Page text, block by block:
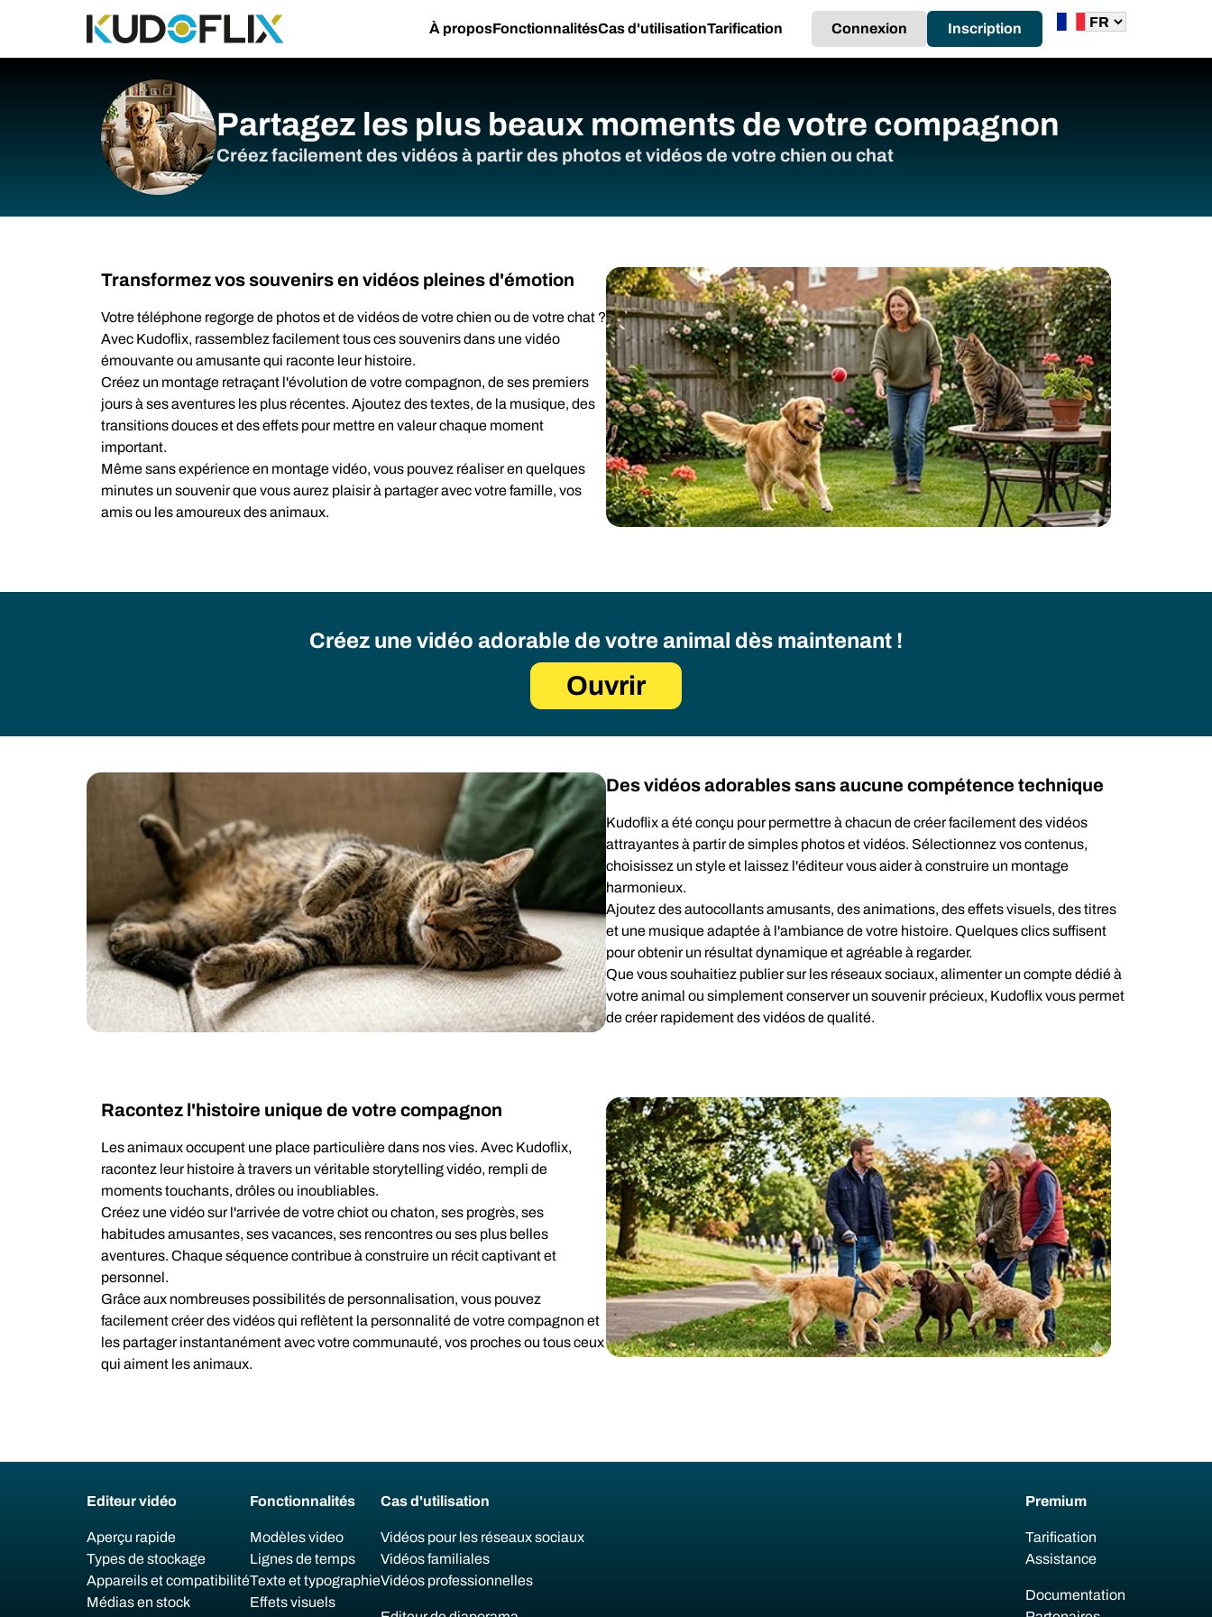
À proposFonctionnalitésCas d'utilisationTarification Connexion Inscription
Partagez les plus beaux moments de votre compagnon
Créez facilement des vidéos à partir des photos et vidéos de votre chien ou chat
Transformez vos souvenirs en vidéos pleines d'émotion
Votre téléphone regorge de photos et de vidéos de votre chien ou de votre chat ?
Avec Kudoflix, rassemblez facilement tous ces souvenirs dans une vidéo
émouvante ou amusante qui raconte leur histoire.
Créez un montage retraçant l'évolution de votre compagnon, de ses premiers
jours à ses aventures les plus récentes. Ajoutez des textes, de la musique, des
transitions douces et des effets pour mettre en valeur chaque moment
important.
Même sans expérience en montage vidéo, vous pouvez réaliser en quelques
minutes un souvenir que vous aurez plaisir à partager avec votre famille, vos
amis ou les amoureux des animaux.
Créez une vidéo adorable de votre animal dès maintenant !
Ouvrir
Des vidéos adorables sans aucune compétence technique
Kudoflix a été conçu pour permettre à chacun de créer facilement des vidéos
attrayantes à partir de simples photos et vidéos. Sélectionnez vos contenus,
choisissez un style et laissez l'éditeur vous aider à construire un montage
harmonieux.
Ajoutez des autocollants amusants, des animations, des effets visuels, des titres
et une musique adaptée à l'ambiance de votre histoire. Quelques clics suffisent
pour obtenir un résultat dynamique et agréable à regarder.
Que vous souhaitiez publier sur les réseaux sociaux, alimenter un compte dédié à
votre animal ou simplement conserver un souvenir précieux, Kudoflix vous permet
de créer rapidement des vidéos de qualité.
Racontez l'histoire unique de votre compagnon
Les animaux occupent une place particulière dans nos vies. Avec Kudoflix,
racontez leur histoire à travers un véritable storytelling vidéo, rempli de
moments touchants, drôles ou inoubliables.
Créez une vidéo sur l'arrivée de votre chiot ou chaton, ses progrès, ses
habitudes amusantes, ses vacances, ses rencontres ou ses plus belles
aventures. Chaque séquence contribue à construire un récit captivant et
personnel.
Grâce aux nombreuses possibilités de personnalisation, vous pouvez
facilement créer des vidéos qui reflètent la personnalité de votre compagnon et
les partager instantanément avec votre communauté, vos proches ou tous ceux
qui aiment les animaux.
Editeur vidéo
Aperçu rapide
Types de stockage
Appareils et compatibilité
Médias en stock
Fonctionnalités
Modèles video
Lignes de temps
Texte et typographie
Effets visuels
Cas d'utilisation
Vidéos pour les réseaux sociaux
Vidéos familiales
Vidéos professionnelles
Premium
Tarification
Assistance
Documentation